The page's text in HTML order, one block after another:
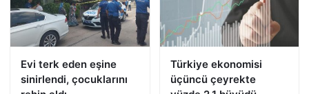
Evi terk eden eşine
sinirlendi, çocuklarını
Türkiye ekonomisi
üçüncü çeyrekte